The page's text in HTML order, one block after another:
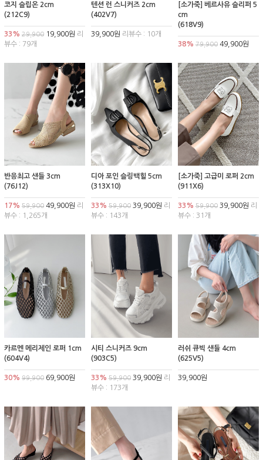
코지 슬립온 2cm
(212C9)
33% 29,900 19,900원 리
뷰수 : 79개
텐션 런 스니커즈 2cm
(402V7)
39,900원 리뷰수 : 10개
[소가죽] 베르사유 슬리퍼 5
cm
(618V9)
38% 79,90049,900원
반응최고 샌들 3cm
(76J12)
17% 59,900 49,900원 리
뷰수 : 1,265개
디아 포인 슬링백힐 5cm
(313X10)
33% 59,90039,900원 리
뷰수 : 143개
[소가죽] 고급미 로퍼 2cm
(911X6)
33% 59,90039,900원 리
뷰수 : 31개
카르멘 메리제인 로퍼 1cm
(604V4)
30% 99,900 69,900원
시티 스니커즈 9cm
(903C5)
33% 59,90039,900원 리
뷰수 : 173개
러쉬 큐빅 샌들 4cm
(625V5)
39,900원